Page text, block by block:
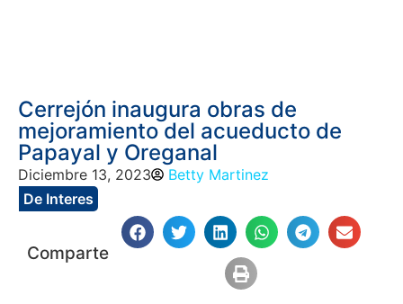
Cerrejón inaugura obras de
mejoramiento del acueducto de
Papayal y Oreganal
Diciembre 13, 2023
Betty Martinez
De Interes
Comparte